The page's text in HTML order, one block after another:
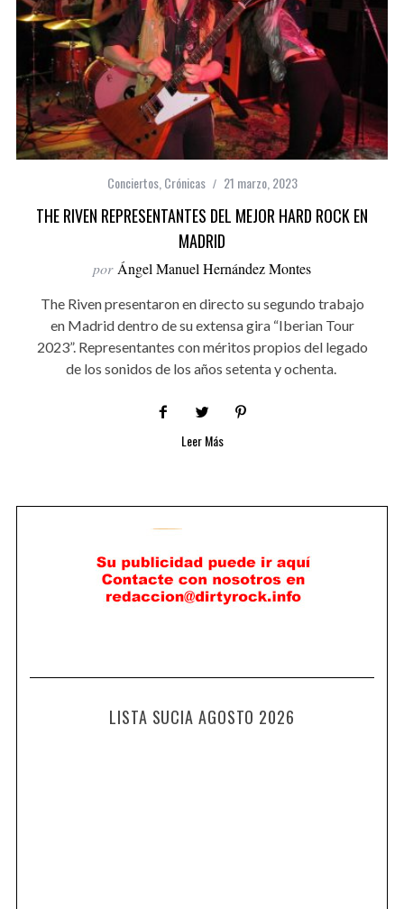
Conciertos, Crónicas 21 marzo, 2023
THE RIVEN REPRESENTANTES DEL MEJOR HARD ROCK EN
MADRID
por Ángel Manuel Hernández Montes
The Riven presentaron en directo su segundo trabajo
en Madrid dentro de su extensa gira “Iberian Tour
2023”. Representantes con méritos propios del legado
de los sonidos de los años setenta y ochenta.
Leer Más
LISTA SUCIA AGOSTO 2026